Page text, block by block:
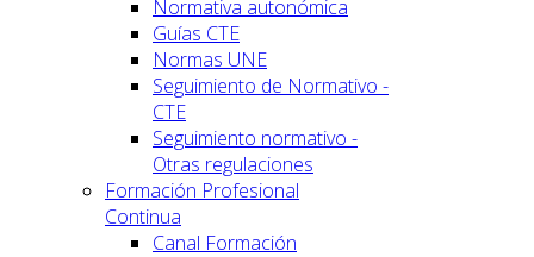
Normativa autonómica
Guías CTE
Normas UNE
Seguimiento de Normativo -
CTE
Seguimiento normativo -
Otras regulaciones
Formación Profesional
Continua
Canal Formación